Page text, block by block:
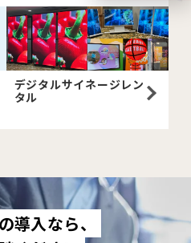
デジタルサイネージレン
タル
導入なら、